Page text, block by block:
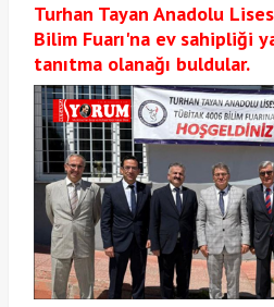
Turhan Tayan Anadolu
Bilim Fuarı'na ev sahipliği
tanıtma olanağı buldular.